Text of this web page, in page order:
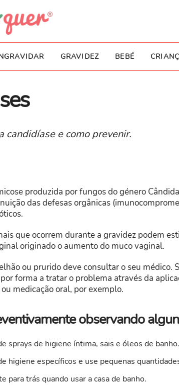
GRAVIDEZ BEBÉ
candidíase e como prevenir.
produzida por fungos do género
das defesas orgânicas
que ocorrem durante a gravidez podem
originado o aumento do muco vaginal.
ou prurido deve consultar o seu médico.
forma a tratar o problema através da
medicação oral, por exemplo.
observando
sprays de higiene íntima, sais e óleos de banho.
higiene específicos e use pequenas
para trás quando usar a casa de banho.